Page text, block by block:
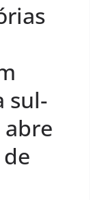
sul-
abre